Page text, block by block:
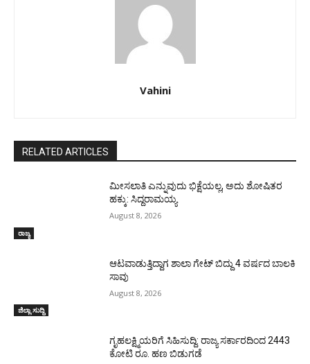
Vahini
RELATED ARTICLES
ರಾಜ್ಯ
ಮೀಸಲಾತಿ ಎನ್ನುವುದು ಭಿಕ್ಷೆಯಲ್ಲ, ಅದು ಶೋಷಿತರ
ಹಕ್ಕು: ಸಿದ್ದರಾಮಯ್ಯ
August 8, 2026
ಜಿಲ್ಲಾ ಸುದ್ದಿ
ಆಟವಾಡುತ್ತಿದ್ದಾಗ ಶಾಲಾ ಗೇಟ್‌ ಬಿದ್ದು 4 ವರ್ಷದ ಬಾಲಕಿ
ಸಾವು
August 8, 2026
ಗೃಹಲಕ್ಷ್ಮಿಯರಿಗೆ ಸಿಹಿಸುದ್ದಿ: ರಾಜ್ಯ ಸರ್ಕಾರದಿಂದ 2443
ಕೋಟಿ ರೂ. ಹಣ ಬಿಡುಗಡೆ